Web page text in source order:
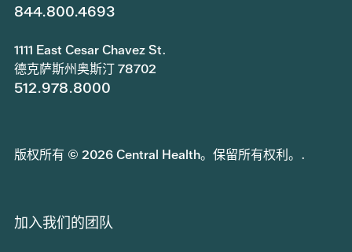
844.800.4693
1111 East Cesar Chavez St.
德克萨斯州奥斯汀 78702
512.978.8000
版权所有 © 2026 Central Health。保留所有权利。.
加入我们的团队